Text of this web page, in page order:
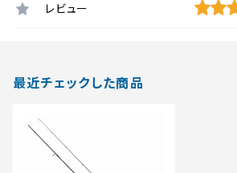
レビュー
最近チェックした商品